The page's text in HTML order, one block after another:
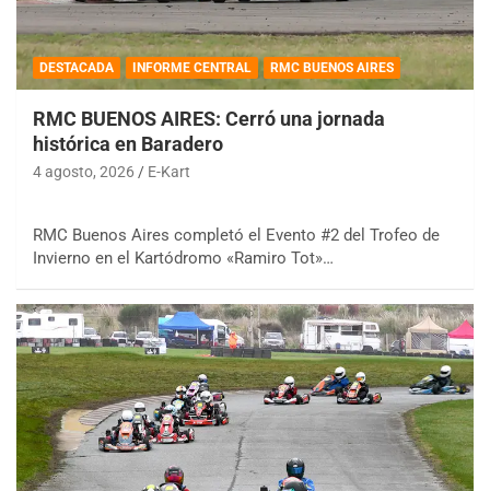
DESTACADA INFORME CENTRAL RMC BUENOS AIRES
RMC BUENOS AIRES: Cerró una jornada
histórica en Baradero
4 agosto, 2026 E-Kart
RMC Buenos Aires completó el Evento #2 del Trofeo de
Invierno en el Kartódromo «Ramiro Tot»…